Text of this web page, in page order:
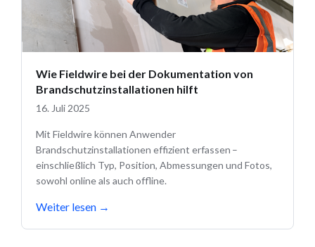
Wie Fieldwire bei der Dokumentation von
Brandschutzinstallationen hilft
16. Juli 2025
Mit Fieldwire können Anwender
Brandschutzinstallationen effizient erfassen –
einschließlich Typ, Position, Abmessungen und Fotos,
sowohl online als auch offline.
Weiter lesen →